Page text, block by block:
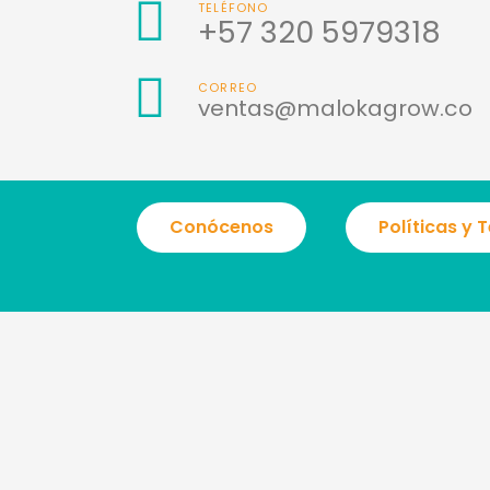
TELÉFONO
+57 320 5979318
CORREO
ventas@malokagrow.co
Conócenos Políticas y